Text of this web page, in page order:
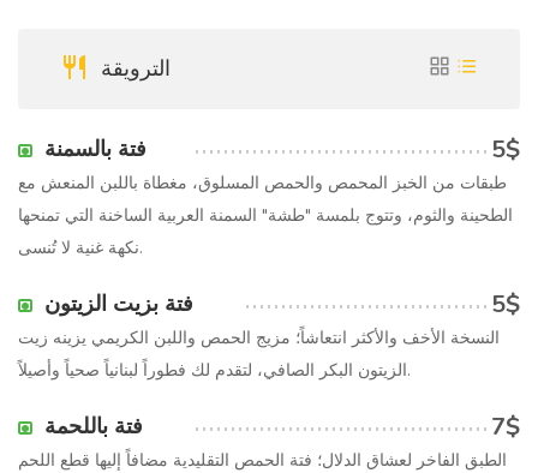
الترويقة
فتة بالسمنة 5$
طبقات من الخبز المحمص والحمص المسلوق، مغطاة باللبن المنعش مع
الطحينة والثوم، وتتوج بلمسة "طشة" السمنة العربية الساخنة التي تمنحها
نكهة غنية لا تُنسى.
فتة بزيت الزيتون 5$
النسخة الأخف والأكثر انتعاشاً؛ مزيج الحمص واللبن الكريمي يزينه زيت
الزيتون البكر الصافي، لتقدم لك فطوراً لبنانياً صحياً وأصيلاً.
فتة باللحمة 7$
الطبق الفاخر لعشاق الدلال؛ فتة الحمص التقليدية مضافاً إليها قطع اللحم